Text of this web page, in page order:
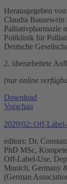
Herausgegeben
Claudia
Palliativpharmazie
Poliklinik für
Deutsche
2. überarbeitete
(nur online
Download
Vorschau
2020/02: Off-
editors: Dr.
PhD MSc,
Off-Label-Use,
Munich, Germany
(German